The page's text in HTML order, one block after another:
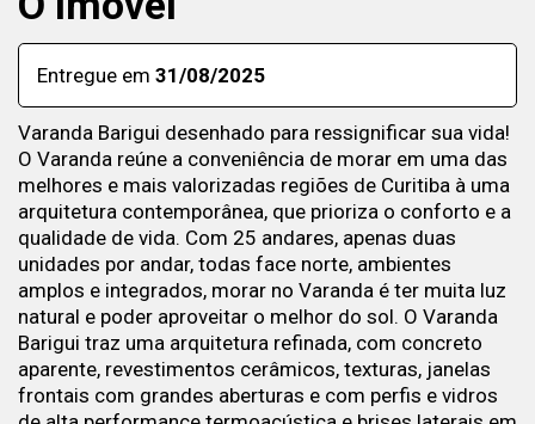
Entregue em 31/08/2025
Varanda Barigui desenhado para ressignificar sua vida!
O Varanda reúne a conveniência de morar em uma das
melhores e mais valorizadas regiões de Curitiba à uma
arquitetura contemporânea, que prioriza o conforto e a
qualidade de vida. Com 25 andares, apenas duas
unidades por andar, todas face norte, ambientes
amplos e integrados, morar no Varanda é ter muita luz
natural e poder aproveitar o melhor do sol. O Varanda
Barigui traz uma arquitetura refinada, com concreto
aparente, revestimentos cerâmicos, texturas, janelas
frontais com grandes aberturas e com perfis e vidros